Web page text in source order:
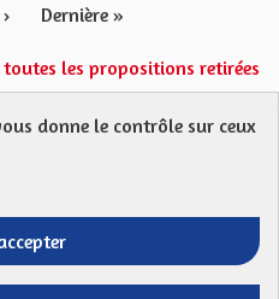
Dernière »
toutes les propositions retirées
Open Data
mains - Collectivité
vos mains - Collectivité
Entre vos mains - Collectivité
Entre vos mains -
donne le contrôle sur ceux